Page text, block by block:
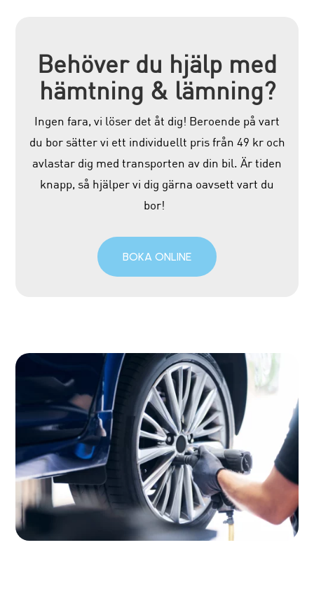
Behöver du hjälp med
hämtning & lämning?
Ingen fara, vi löser det åt dig! Beroende på vart
du bor sätter vi ett individuellt pris från 49 kr och
avlastar dig med transporten av din bil. Är tiden
knapp, så hjälper vi dig gärna oavsett vart du
bor!
BOKA ONLINE